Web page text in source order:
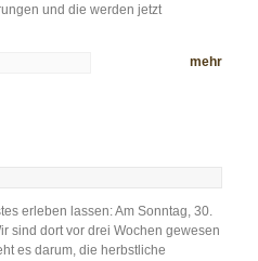
und die werden jetzt
mehr
erleben lassen: Am Sonntag, 30.
sind dort vor drei Wochen gewesen
es darum, die herbstliche